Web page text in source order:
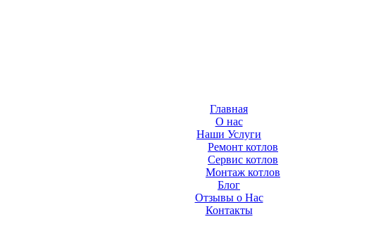
Главная
О нас
Наши Услуги
Ремонт котлов
Сервис котлов
Монтаж котлов
Блог
Отзывы о Нас
Контакты